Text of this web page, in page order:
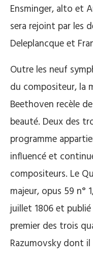
Ensminger, alto et
sera rejoint par les
Deleplancque et
Outre les neuf
du compositeur, la
Beethoven recèle
beauté. Deux des
programme
influencé et
compositeurs. Le
majeur, opus 59 n°
juillet 1806 et
premier des trois
Razumovsky dont